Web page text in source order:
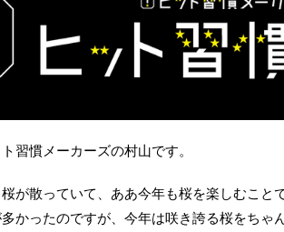
習慣メーカーズの村山です。
が散っていて、ああ今年も桜を楽しむこと
かったのですが、今年は咲き誇る桜をちゃ